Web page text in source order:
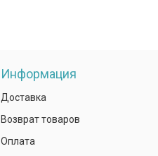
Информация
Доставка
Возврат товаров
Оплата